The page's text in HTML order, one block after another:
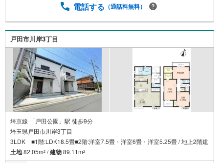
電話する （通話料無料）
戸田市川岸3丁目
埼京線 「戸田公園」駅 徒歩9分
埼玉県戸田市川岸3丁目
3LDK ■1階:LDK18.5畳■2階:洋室7.5畳・洋室6畳・洋室5.25畳 / 地上2階建
土地82.05m2 /建物89.11m2